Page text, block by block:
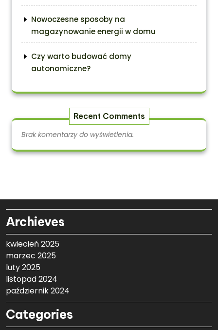
Nowoczesne sposoby na
magazynowanie energii w domu
Czy warto budować domy
autonomiczne?
Recent Comments
Brak komentarzy do wyświetlenia.
Archieves
kwiecień 2025
marzec 2025
luty 2025
listopad 2024
październik 2024
Categories